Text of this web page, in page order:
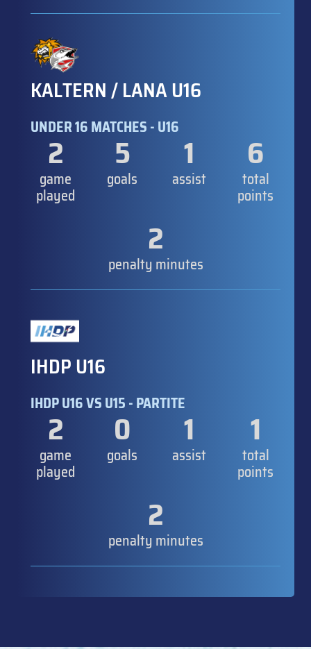
KALTERN / LANA U16
UNDER 16 MATCHES - U16
2
game
played
5
goals
1
assist
6
total
points
2
penalty minutes
IHDP U16
IHDP U16 VS U15 - PARTITE
2
game
played
0
goals
1
assist
1
total
points
2
penalty minutes